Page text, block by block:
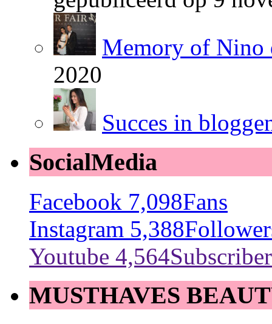
Memory of Nino
2020
Succes in
SocialMedia
Facebook 7,098Fans
Instagram 5,388
Youtube 4,564Subscriber
MUSTHAVES